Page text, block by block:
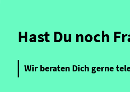
Hast Du noch
Wir beraten Dich gerne